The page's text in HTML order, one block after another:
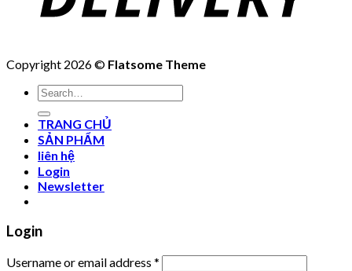
Copyright 2026 © Flatsome Theme
Search
for:
TRANG CHỦ
SẢN PHẨM
liên hệ
Login
Newsletter
Login
Username or email address *